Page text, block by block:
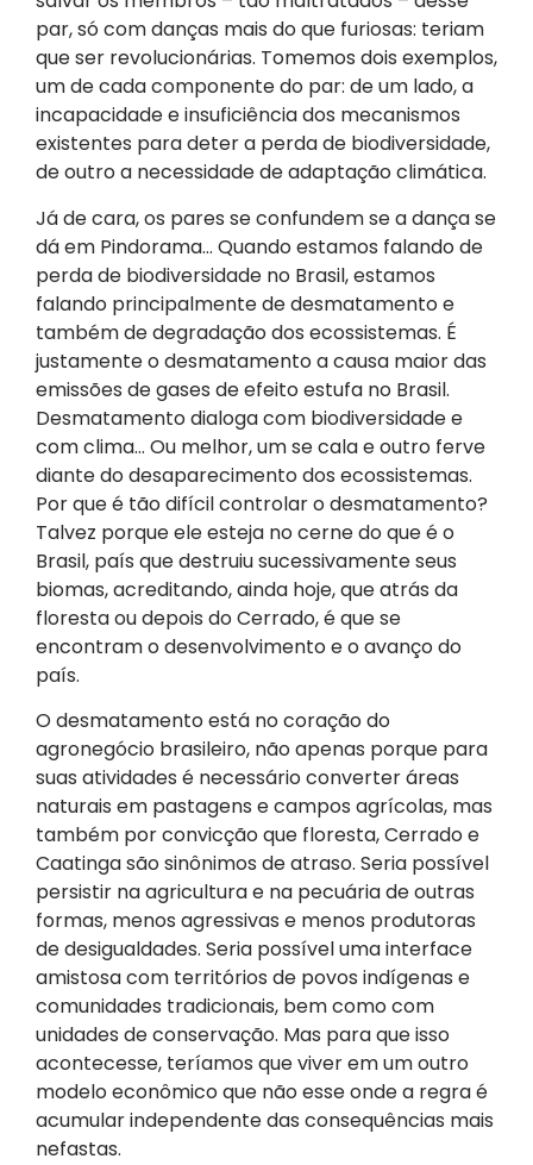
par, só com danças mais do que furiosas: teriam
que ser revolucionárias. Tomemos dois exemplos,
um de cada componente do par: de um lado, a
incapacidade e insuficiência dos mecanismos
existentes para deter a perda de biodiversidade,
de outro a necessidade de adaptação climática.
Já de cara, os pares se confundem se a dança se
dá em Pindorama… Quando estamos falando de
perda de biodiversidade no Brasil, estamos
falando principalmente de desmatamento e
também de degradação dos ecossistemas. É
justamente o desmatamento a causa maior das
emissões de gases de efeito estufa no Brasil.
Desmatamento dialoga com biodiversidade e
com clima… Ou melhor, um se cala e outro ferve
diante do desaparecimento dos ecossistemas.
Por que é tão difícil controlar o desmatamento?
Talvez porque ele esteja no cerne do que é o
Brasil, país que destruiu sucessivamente seus
biomas, acreditando, ainda hoje, que atrás da
floresta ou depois do Cerrado, é que se
encontram o desenvolvimento e o avanço do
país.
O desmatamento está no coração do
agronegócio brasileiro, não apenas porque para
suas atividades é necessário converter áreas
naturais em pastagens e campos agrícolas, mas
também por convicção que floresta, Cerrado e
Caatinga são sinônimos de atraso. Seria possível
persistir na agricultura e na pecuária de outras
formas, menos agressivas e menos produtoras
de desigualdades. Seria possível uma interface
amistosa com territórios de povos indígenas e
comunidades tradicionais, bem como com
unidades de conservação. Mas para que isso
acontecesse, teríamos que viver em um outro
modelo econômico que não esse onde a regra é
acumular independente das consequências mais
nefastas.